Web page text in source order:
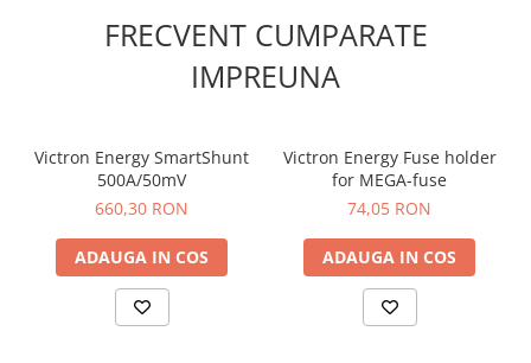
FRECVENT CUMPARATE
IMPREUNA
Victron Energy SmartShunt
500A/50mV
660,30 RON
ADAUGA IN COS
Victron Energy Fuse holder
for MEGA-fuse
74,05 RON
ADAUGA IN COS